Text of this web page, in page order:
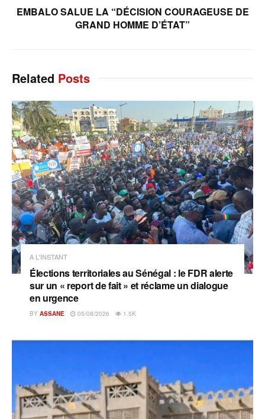
EMBALO SALUE LA “DÉCISION COURAGEUSE DE
GRAND HOMME D’ÉTAT”
Related Posts
A L'INSTANT
Élections territoriales au Sénégal : le FDR alerte
sur un « report de fait » et réclame un dialogue
en urgence
BY ASSANE 05/08/2026 1.5K